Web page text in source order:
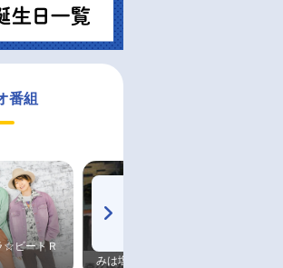
番組
☆ビートＲ
みは塩だけ